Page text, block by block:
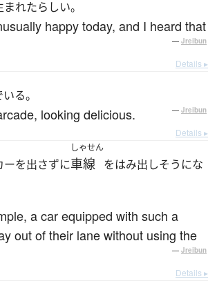
まれたらしい。
happy today, and I heard that
— Jreibun
Details ▸
る。
looking delicious. — Jreibun
Details ▸
ーを出さずに
しゃせん
車線 をはみ出しそうにな
a car equipped with such a
out of their lane without using the
— Jreibun
Details ▸